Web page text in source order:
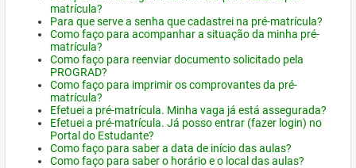
matrícula?
Para que serve a senha que cadastrei na pré-matrícula?
Como faço para acompanhar a situação da minha pré-
matrícula?
Como faço para reenviar documento solicitado pela
PROGRAD?
Como faço para imprimir os comprovantes da pré-
matrícula?
Efetuei a pré-matrícula. Minha vaga já está assegurada?
Efetuei a pré-matrícula. Já posso entrar (fazer login) no
Portal do Estudante?
Como faço para saber a data de início das aulas?
Como faço para saber o horário e o local das aulas?